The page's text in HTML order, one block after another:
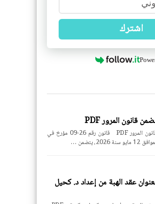
اشترك
قانون رقم 26-09 يتضمن قانون المرور PDF قانون رقم 26-09 مؤرخ في
عقد الهبة من إعداد د. كحيل